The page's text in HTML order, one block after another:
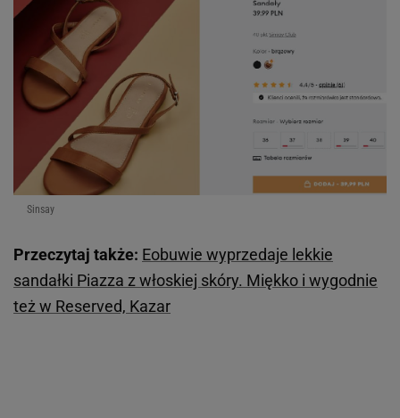
Sinsay
Przeczytaj także: Eobuwie wyprzedaje lekkie
sandałki Piazza z włoskiej skóry. Miękko i wygodnie
też w Reserved, Kazar